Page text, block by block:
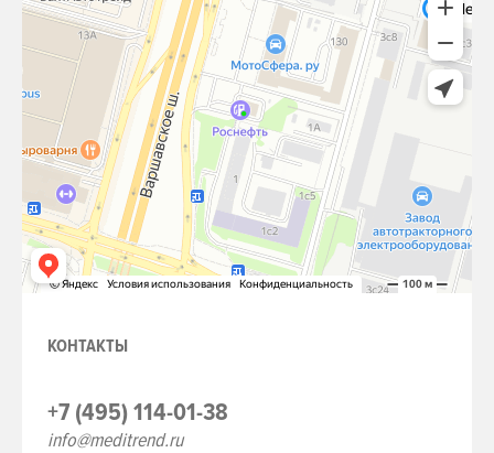
КОНТАКТЫ
+7 (495) 114-01-38
info@meditrend.ru